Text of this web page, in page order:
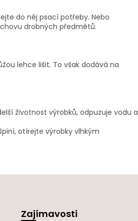
do něj psací potřeby. Nebo
drobných předmětů.
lehce lišit. To však dodává na
životnost výrobků, odpuzuje vodu a
otírejte výrobky vlhkým
Zajímavosti